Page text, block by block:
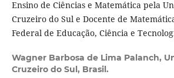
Ensino de Ciências e Matemática pela
Cruzeiro do Sul e Docente de
Federal de Educação, Ciência e
Wagner Barbosa de Lima Palanch,
Cruzeiro do Sul, Brasil.